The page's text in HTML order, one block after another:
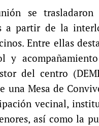
se trasladaron
a partir de la
Entre ellas
y
del centro
una Mesa de
vecinal,
así como la